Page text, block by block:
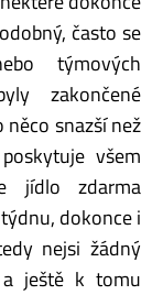
často se
týmových
zakončené
snazší než
všem
jídlo zdarma
dokonce i
nejsi žádný
ještě k tomu